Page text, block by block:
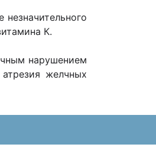
К.
нарушением
желчных